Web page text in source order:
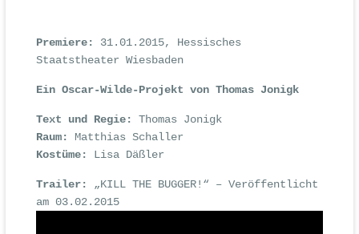
Premiere: 31.01.2015, Hessisches
Staatstheater Wiesbaden
Ein Oscar-Wilde-Projekt von Thomas Jonigk
Text und Regie: Thomas Jonigk
Raum: Matthias Schaller
Kostüme: Lisa Däßler
Trailer:
„KILL THE BUGGER!“ – Veröffentlicht
am 03.02.2015